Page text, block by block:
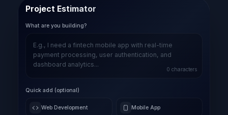
Project Estimator
What are you building?
0 characters
Quick add (optional)
Web Development Mobile App